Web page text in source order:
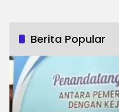
Berita Popular